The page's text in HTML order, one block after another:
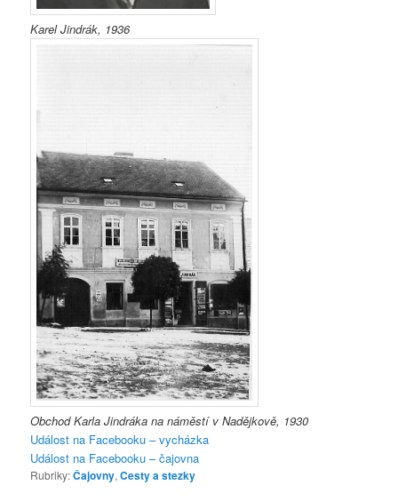
Karel Jindrák, 1936
Obchod Karla Jindráka na náměstí v Nadějkově, 1930
Událost na Facebooku – vycházka
Událost na Facebooku – čajovna
Rubriky:Čajovny,Cesty a stezky